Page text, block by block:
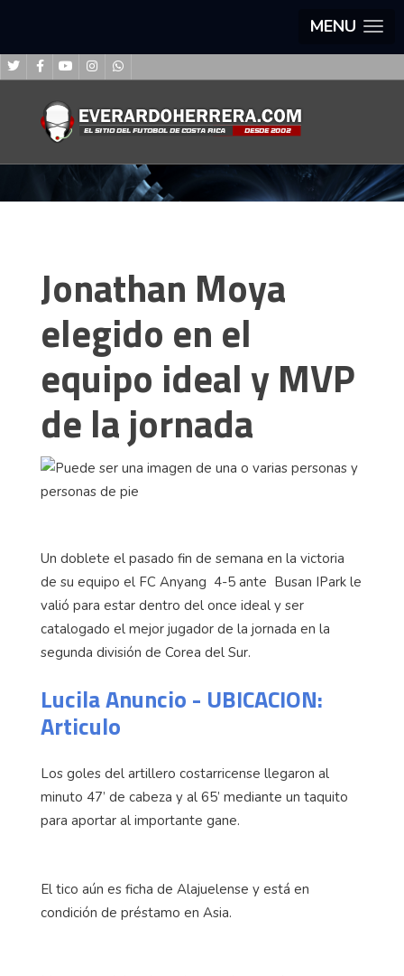
MENU
Jonathan Moya
elegido en el
equipo ideal y MVP
de la jornada
Un doblete el pasado fin de semana en la victoria
de su equipo el FC Anyang 4-5 ante Busan IPark le
valió para estar dentro del once ideal y ser
catalogado el mejor jugador de la jornada en la
segunda división de Corea del Sur.
Lucila Anuncio - UBICACION:
Articulo
Los goles del artillero costarricense llegaron al
minuto 47’ de cabeza y al 65’ mediante un taquito
para aportar al importante gane.
El tico aún es ficha de Alajuelense y está en
condición de préstamo en Asia.